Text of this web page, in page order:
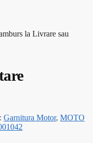
la Livrare sau
Garnitura Motor, MOTO